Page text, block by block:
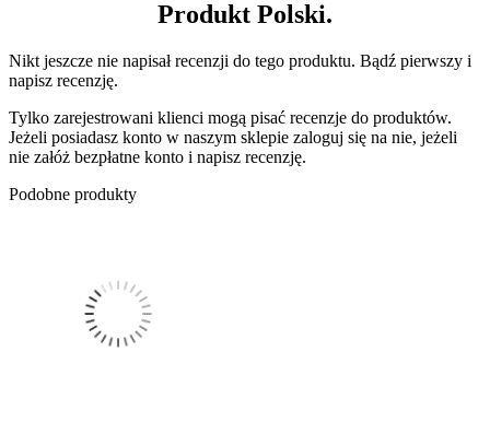
Produkt Polski.
Nikt jeszcze nie napisał recenzji do tego produktu. Bądź pierwszy i
napisz recenzję.
Tylko zarejestrowani klienci mogą pisać recenzje do produktów.
Jeżeli posiadasz konto w naszym sklepie zaloguj się na nie, jeżeli
nie załóż bezpłatne konto i napisz recenzję.
Podobne produkty